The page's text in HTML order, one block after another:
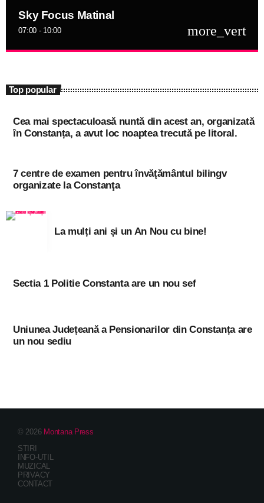
Sky Focus Matinal
07:00 - 10:00 more_vert
Top popular
Cea mai spectaculoasă nuntă din acest an, organizată
în Constanța, a avut loc noaptea trecută pe litoral.
7 centre de examen pentru învăţământul bilingv
organizate la Constanţa
La mulți ani și un An Nou cu bine!
Sectia 1 Politie Constanta are un nou sef
Uniunea Județeană a Pensionarilor din Constanța are
un nou sediu
© 2026 Montana Press
STIRI
INFO-UTIL
MUZICAL
PRIVACY
CONTACT